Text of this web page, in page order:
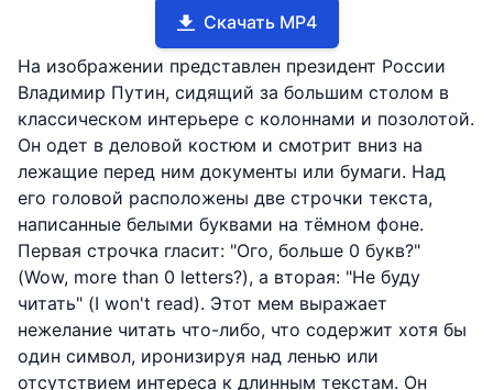
Скачать MP4
На изображении представлен президент России
Владимир Путин, сидящий за большим столом в
классическом интерьере с колоннами и позолотой.
Он одет в деловой костюм и смотрит вниз на
лежащие перед ним документы или бумаги. Над
его головой расположены две строчки текста,
написанные белыми буквами на тёмном фоне.
Первая строчка гласит: "Ого, больше 0 букв?"
(Wow, more than 0 letters?), а вторая: "Не буду
читать" (I won't read). Этот мем выражает
нежелание читать что-либо, что содержит хотя бы
один символ, иронизируя над ленью или
отсутствием интереса к длинным текстам. Он